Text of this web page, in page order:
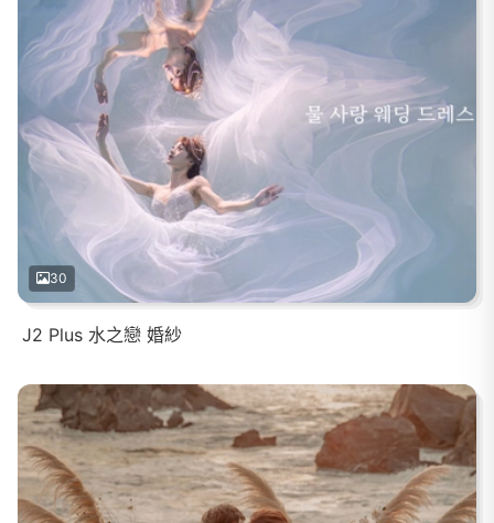
30
J2 Plus 水之戀 婚紗